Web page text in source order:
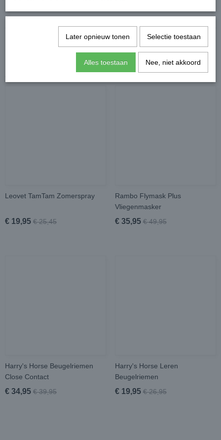
Leovet TamTam Zomerspray
€ 19,95 € 25,45
Rambo Flymask Plus
Vliegenmasker
€ 35,95 € 49,95
Harry's Horse Beugelriemen
Close Contact
€ 34,95 € 39,95
Harry's Horse Leren
Beugelriemen
€ 19,95 € 26,95
Later opnieuw tonen Selectie toestaan
Alles toestaan Nee, niet akkoord